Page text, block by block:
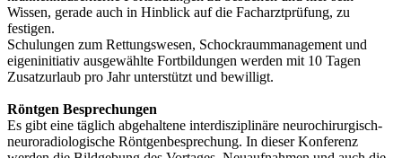
Wissen, gerade auch in Hinblick auf die Facharztprüfung, zu
festigen.
Schulungen zum Rettungswesen, Schockraummanagement und
eigeninitiativ ausgewählte Fortbildungen werden mit 10 Tagen
Zusatzurlaub pro Jahr unterstützt und bewilligt.
Röntgen Besprechungen
Es gibt eine täglich abgehaltene interdisziplinäre neurochirurgisch-
neuroradiologische Röntgenbesprechung. In dieser Konferenz